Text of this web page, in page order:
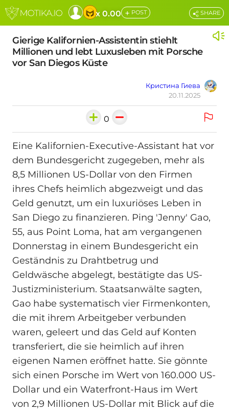
x 0.00 + POST
Gierige Kalifornien-Assistentin stiehlt
Millionen und lebt Luxusleben mit Porsche
vor San Diegos Küste
Кристина Гиева
20.11.2025
SHARE
0
Eine Kalifornien-Executive-Assistant hat vor
dem Bundesgericht zugegeben, mehr als
8,5 Millionen US-Dollar von den Firmen
ihres Chefs heimlich abgezweigt und das
Geld genutzt, um ein luxuriöses Leben in
San Diego zu finanzieren. Ping 'Jenny' Gao,
55, aus Point Loma, hat am vergangenen
Donnerstag in einem Bundesgericht ein
Geständnis zu Drahtbetrug und
Geldwäsche abgelegt, bestätigte das US-
Justizministerium. Staatsanwälte sagten,
Gao habe systematisch vier Firmenkonten,
die mit ihrem Arbeitgeber verbunden
waren, geleert und das Geld auf Konten
transferiert, die sie heimlich auf ihren
eigenen Namen eröffnet hatte. Sie gönnte
sich einen Porsche im Wert von 160.000 US-
Dollar und ein Waterfront-Haus im Wert
von 2,9 Millionen US-Dollar mit Blick auf die